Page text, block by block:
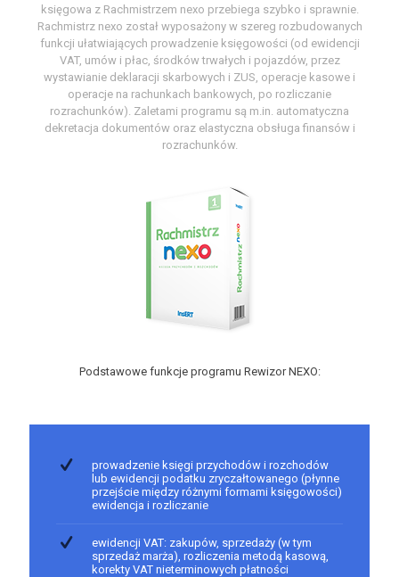
księgowa z Rachmistrzem nexo przebiega szybko i sprawnie.
Rachmistrz nexo został wyposażony w szereg rozbudowanych
funkcji ułatwiających prowadzenie księgowości (od ewidencji
VAT, umów i płac, środków trwałych i pojazdów, przez
wystawianie deklaracji skarbowych i ZUS, operacje kasowe i
operacje na rachunkach bankowych, po rozliczanie
rozrachunków). Zaletami programu są m.in. automatyczna
dekretacja dokumentów oraz elastyczna obsługa finansów i
rozrachunków.
Podstawowe funkcje programu Rewizor NEXO:
prowadzenie księgi przychodów i rozchodów
lub ewidencji podatku zryczałtowanego (płynne
przejście między różnymi formami księgowości)
ewidencja i rozliczanie
ewidencji VAT: zakupów, sprzedaży (w tym
sprzedaż marża), rozliczenia metodą kasową,
korekty VAT nieterminowych płatności